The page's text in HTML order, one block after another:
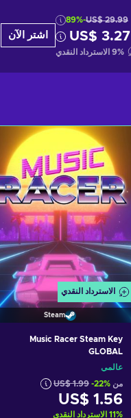
US$ 29.99
-89%
US$ 3.27
9% الاسترداد النقدي
اشتر الآن
الاسترداد النقدي
Steam
Music Racer Steam Key
GLOBAL
عالمي
من
US$ 1.99 -22%
US$ 1.56
11% الاسترداد النقدي